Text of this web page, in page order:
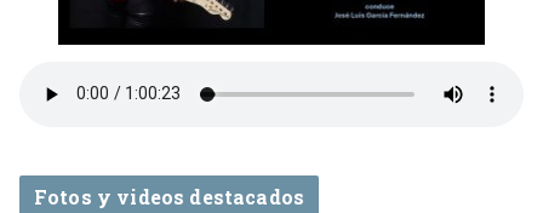
Fotos y videos destacados